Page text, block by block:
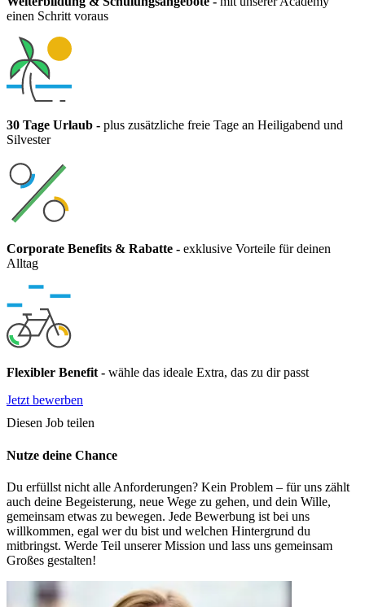
einen Schritt voraus
30 Tage Urlaub - plus zusätzliche freie Tage an Heiligabend und
Silvester
Corporate Benefits & Rabatte - exklusive Vorteile für deinen
Alltag
Flexibler Benefit- wähle das ideale Extra, das zu dir passt
Jetzt bewerben
Diesen Job teilen
Nutze deine Chance
Du erfüllst nicht alle Anforderungen? Kein Problem – für uns zählt
auch deine Begeisterung, neue Wege zu gehen, und dein Wille,
gemeinsam etwas zu bewegen. Jede Bewerbung ist bei uns
willkommen, egal wer du bist und welchen Hintergrund du
mitbringst. Werde Teil unserer Mission und lass uns gemeinsam
Großes gestalten!